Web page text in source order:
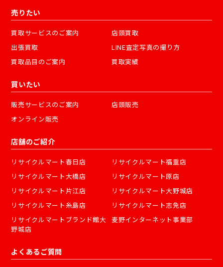
売りたい
買取サービスのご案内
店頭買取
出張買取
LINE査定写真の撮り方
買取品目のご案内
買取実績
買いたい
販売サービスのご案内
店頭販売
オンライン販売
店舗のご紹介
リサイクルマート春日店
リサイクルマート福重店
リサイクルマート大橋店
リサイクルマート原店
リサイクルマート片江店
リサイクルマート大野城店
リサイクルマート糸島店
リサイクルマート志免店
リサイクルマートブランド館大
野城店
麦野インターネット事業部
よくあるご質問